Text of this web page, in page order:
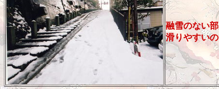
融雪のない
滑りやすい